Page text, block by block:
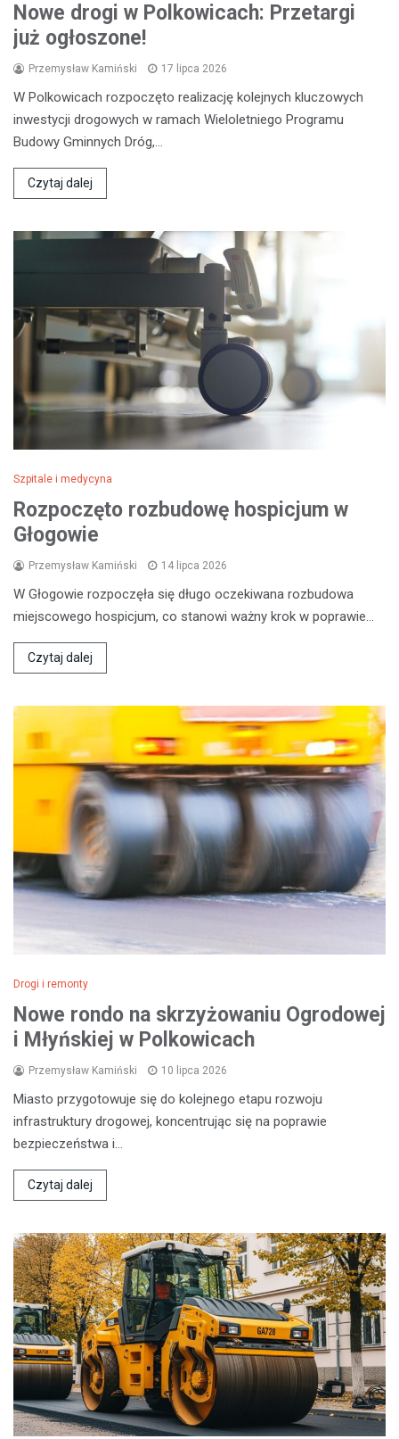
Nowe drogi w Polkowicach: Przetargi
już ogłoszone!
Przemysław Kamiński 17 lipca 2026
W Polkowicach rozpoczęto realizację kolejnych kluczowych
inwestycji drogowych w ramach Wieloletniego Programu
Budowy Gminnych Dróg,…
Czytaj dalej
Szpitale i medycyna
Rozpoczęto rozbudowę hospicjum w
Głogowie
Przemysław Kamiński 14 lipca 2026
W Głogowie rozpoczęła się długo oczekiwana rozbudowa
miejscowego hospicjum, co stanowi ważny krok w poprawie…
Czytaj dalej
Drogi i remonty
Nowe rondo na skrzyżowaniu Ogrodowej
i Młyńskiej w Polkowicach
Przemysław Kamiński 10 lipca 2026
Miasto przygotowuje się do kolejnego etapu rozwoju
infrastruktury drogowej, koncentrując się na poprawie
bezpieczeństwa i…
Czytaj dalej